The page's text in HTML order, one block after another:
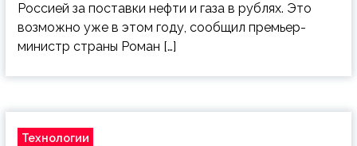
Россией за поставки нефти и газа в рублях. Это
возможно уже в этом году, сообщил премьер-
министр страны Роман […]
Технологии